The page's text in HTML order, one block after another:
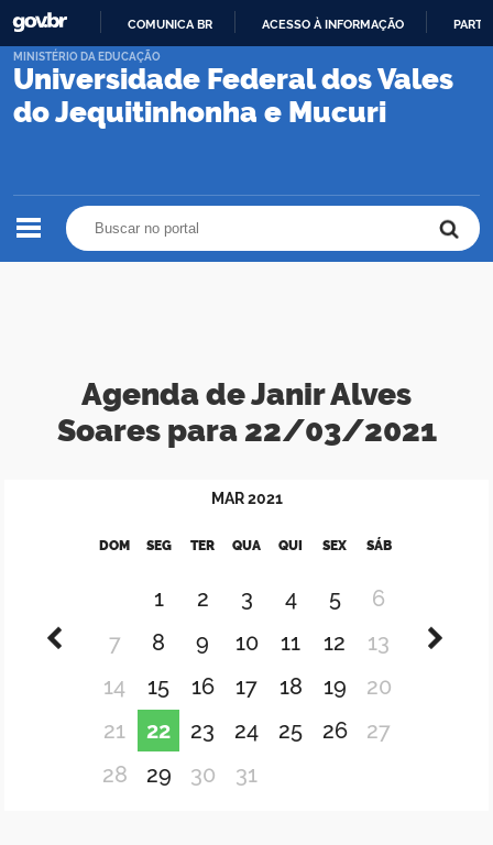
PARA
CONTEÚDO
COMUNICA BR ACESSO À INFORMAÇÃO
Universidade Federal dos Vales
do Jequitinhonha e Mucuri
MINISTÉRIO DA EDUCAÇÃO
Agenda de Janir Alves
Soares para 22/03/2021
MAR 2021
DOM SEG TER QUA QUI SEX SÁB
1 2 3 4 5
6
7
8 9 10 11 12
13
14
15 16 17 18 19
20
21
22 23 24 25 26
27
28
29 30 31